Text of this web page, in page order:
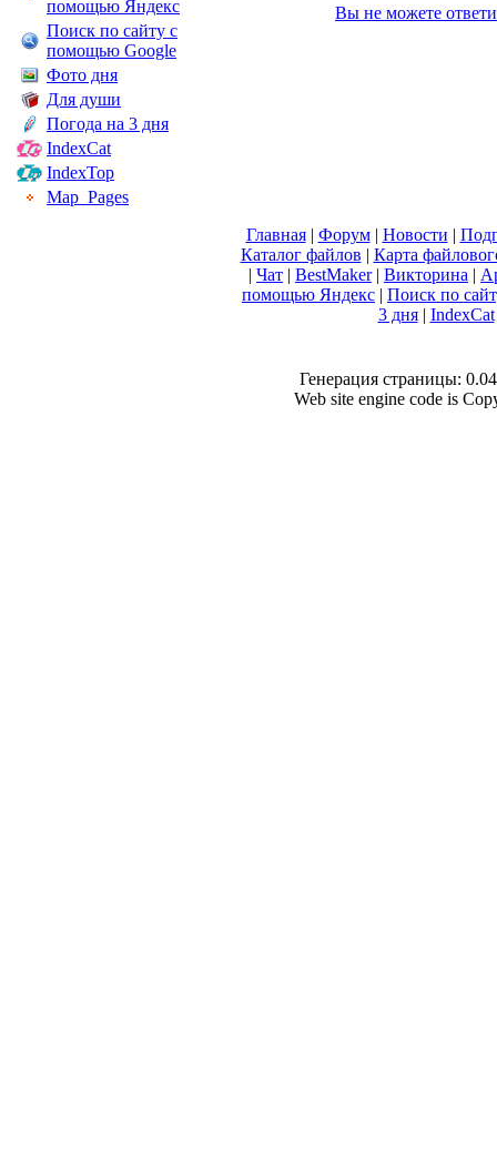
помощью Яндекс
Поиск по сайту с
помощью Google
Фото дня
Для души
Погода на 3 дня
IndexCat
IndexTop
Map_Pages
Вы не можете
Главная| Форум| Новости |
Каталог файлов | Карта
| Чат | BestMaker| Викторина |
помощью Яндекс | Поиск по
3 дня| IndexCat
Генерация страницы:
Web site engine code is